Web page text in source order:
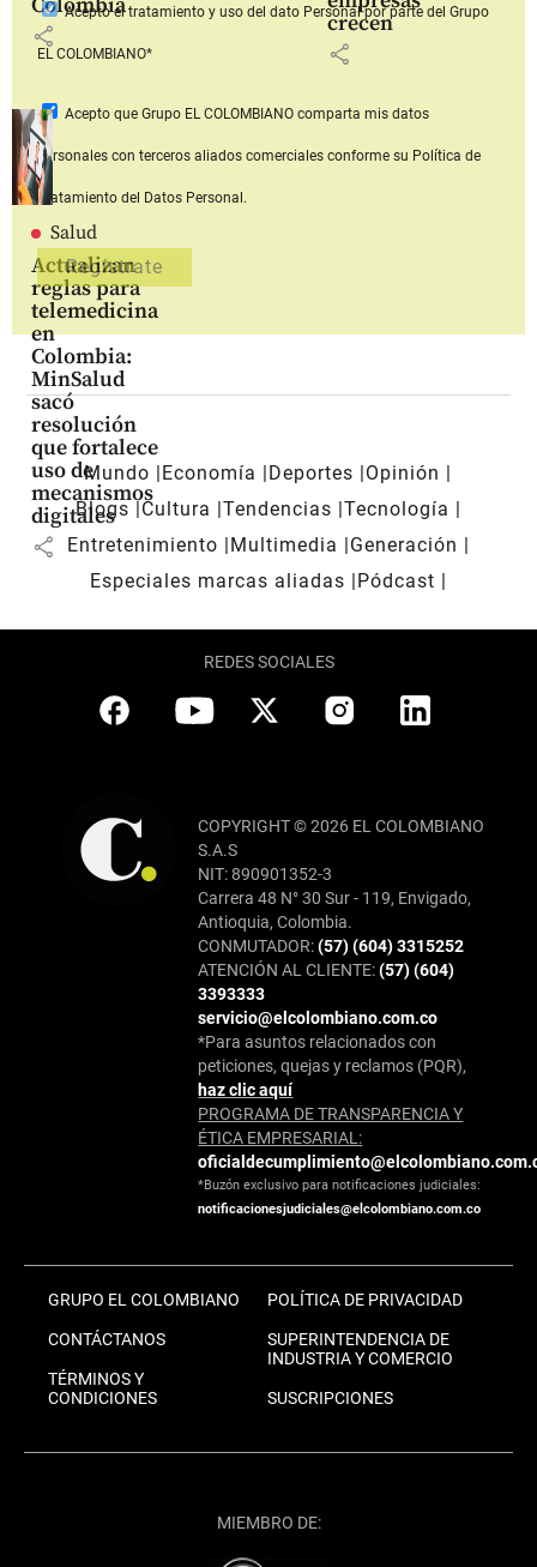
Colombia
share
crecen
share
Salud
Actualizan
reglas para
telemedicina
en
Colombia:
MinSalud
sacó
resolución
que fortalece
uso de
mecanismos
digitales
share
Aceptoel tratamiento y uso del dato Personalpor parte del Grupo
EL COLOMBIANO*
Acepto que Grupo EL COLOMBIANOcomparta mis datos
personales con terceros aliados comerciales conforme su Política de
Tratamiento del Datos Personal.
Mundo Economía Deportes
Opinión
Blogs
Cultura Tendencias Tecnología
Entretenimiento
Multimedia
Generación
Especiales marcas aliadas
Pódcast
REDES SOCIALES
COPYRIGHT © 2026 EL COLOMBIANO
S.A.S
NIT: 890901352-3
Carrera 48 N° 30 Sur - 119, Envigado,
Antioquia, Colombia.
CONMUTADOR:(57) (604) 3315252
ATENCIÓN AL CLIENTE:(57) (604)
3393333
servicio@elcolombiano.com.co
*Para asuntos relacionados con
peticiones, quejas y reclamos (PQR),
haz clic aquí
PROGRAMA DE TRANSPARENCIA Y
ÉTICA EMPRESARIAL:
*Buzón exclusivo para notificaciones judiciales:
notificacionesjudiciales@elcolombiano.com.co
GRUPO EL COLOMBIANO
CONTÁCTANOS
TÉRMINOS Y
CONDICIONES
POLÍTICA DE PRIVACIDAD
SUPERINTENDENCIA DE
INDUSTRIA Y COMERCIO
SUSCRIPCIONES
MIEMBRO DE: